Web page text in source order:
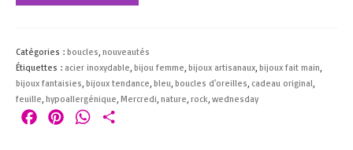
Catégories : boucles,nouveautés
Étiquettes : acier inoxydable,bijou femme,bijoux artisanaux,bijoux fait main,
bijoux fantaisies,bijoux tendance,bleu,boucles d'oreilles, cadeau original,
feuille,hypoallergénique,Mercredi,nature,rock,wednesday
FacebookPinterestWhatsApp